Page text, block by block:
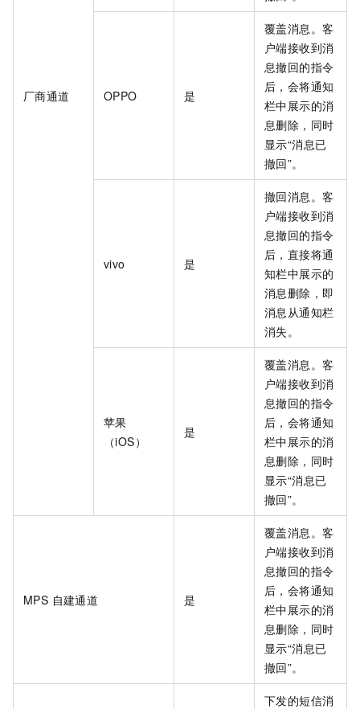
厂商通道 OPPO 是
覆盖消息。客
户端接收到消
息撤回的指令
后，会将通知
栏中展示的消
息删除，同时
显示“消息已
撤回”。
vivo 是
撤回消息。客
户端接收到消
息撤回的指令
后，直接将通
知栏中展示的
消息删除，即
消息从通知栏
消失。
苹果
（iOS）
是
覆盖消息。客
户端接收到消
息撤回的指令
后，会将通知
栏中展示的消
息删除，同时
显示“消息已
撤回”。
MPS 自建通道 是
覆盖消息。客
户端接收到消
息撤回的指令
后，会将通知
栏中展示的消
息删除，同时
显示“消息已
撤回”。
下发的短信消